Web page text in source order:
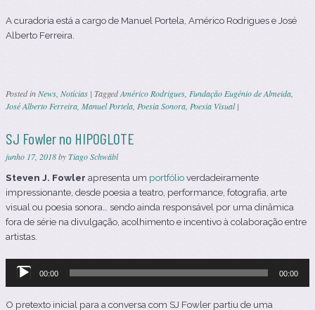
A curadoria está a cargo de Manuel Portela, Américo Rodrigues e José
Alberto Ferreira.
Posted inNews, Notícias | TaggedAmérico Rodrigues, Fundação Eugénio de Almeida,
José Alberto Ferreira, Manuel Portela, Poesia Sonora, Poesia Visual |
SJ Fowler no HIPOGLOTE
junho 17, 2018byTiago Schwäbl
Steven J. Fowler apresenta um portfólioverdadeiramente
impressionante, desde poesia a teatro, performance, fotografia, arte
visual ou poesia sonora… sendo ainda responsável por uma dinâmica
fora de série na divulgação, acolhimento e incentivo à colaboração entre
artistas.
Reprodutor
00:00 00:00
O pretexto inicial para a conversa com SJ Fowler partiu de uma